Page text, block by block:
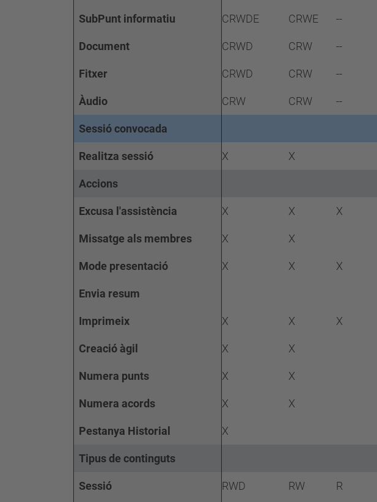
SubPunt informatiu CRWDE CRWE --
Document CRWD CRW --
Fitxer CRWD CRW --
Àudio CRW CRW --
Sessió convocada
Realitza sessió X X
Accions
Excusa l'assistència X X X
Missatge als membres X X
Mode presentació X X X
Envia resum
Imprimeix X X X
Creació àgil X X
Numera punts X X
Numera acords X X
Pestanya Historial X
Tipus de continguts
Sessió RWD RW R